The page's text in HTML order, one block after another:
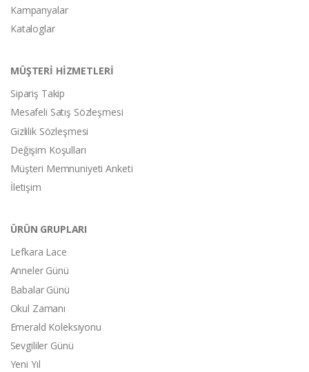
Kampanyalar
Kataloglar
MÜŞTERİ HİZMETLERİ
Sipariş Takip
Mesafeli Satış Sözleşmesi
Gizlilik Sözleşmesi
Değişim Koşulları
Müşteri Memnuniyeti Anketi
İletişim
ÜRÜN GRUPLARI
Lefkara Lace
Anneler Günü
Babalar Günü
Okul Zamanı
Emerald Koleksiyonu
Sevgililer Günü
Yeni Yıl